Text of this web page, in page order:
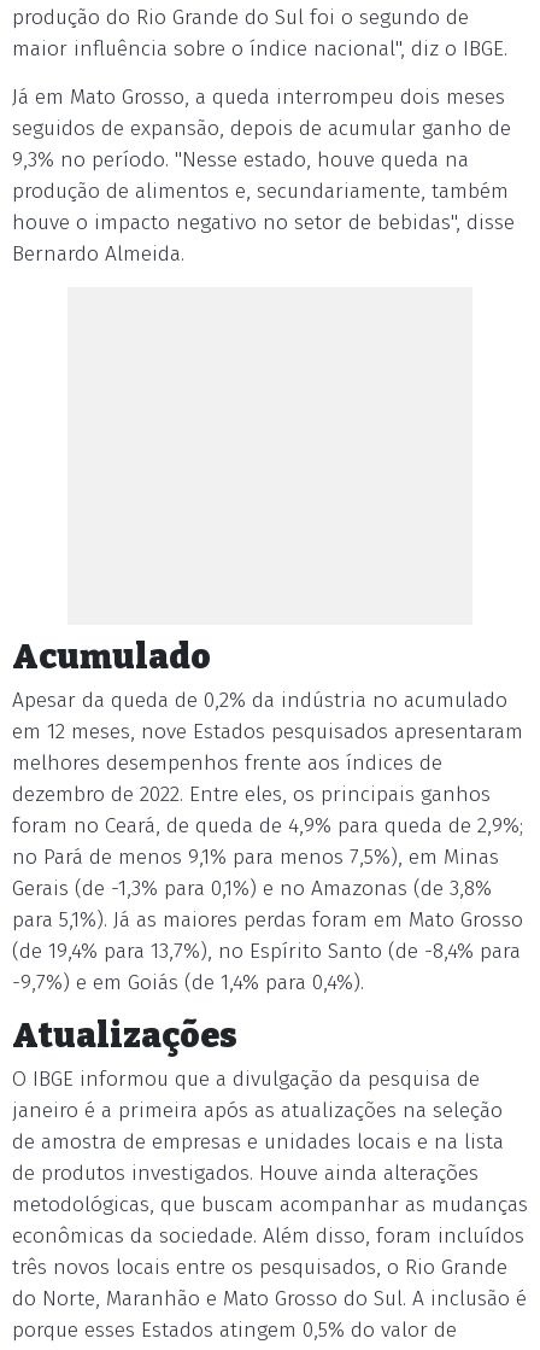
produção do Rio Grande do Sul foi o segundo de
maior influência sobre o índice nacional", diz o IBGE.
Já em Mato Grosso, a queda interrompeu dois meses
seguidos de expansão, depois de acumular ganho de
9,3% no período. "Nesse estado, houve queda na
produção de alimentos e, secundariamente, também
houve o impacto negativo no setor de bebidas", disse
Bernardo Almeida.
Acumulado
Apesar da queda de 0,2% da indústria no acumulado
em 12 meses, nove Estados pesquisados apresentaram
melhores desempenhos frente aos índices de
dezembro de 2022. Entre eles, os principais ganhos
foram no Ceará, de queda de 4,9% para queda de 2,9%;
no Pará de menos 9,1% para menos 7,5%), em Minas
Gerais (de -1,3% para 0,1%) e no Amazonas (de 3,8%
para 5,1%). Já as maiores perdas foram em Mato Grosso
(de 19,4% para 13,7%), no Espírito Santo (de -8,4% para
-9,7%) e em Goiás (de 1,4% para 0,4%).
Atualizações
O IBGE informou que a divulgação da pesquisa de
janeiro é a primeira após as atualizações na seleção
de amostra de empresas e unidades locais e na lista
de produtos investigados. Houve ainda alterações
metodológicas, que buscam acompanhar as mudanças
econômicas da sociedade. Além disso, foram incluídos
três novos locais entre os pesquisados, o Rio Grande
do Norte, Maranhão e Mato Grosso do Sul. A inclusão é
porque esses Estados atingem 0,5% do valor de